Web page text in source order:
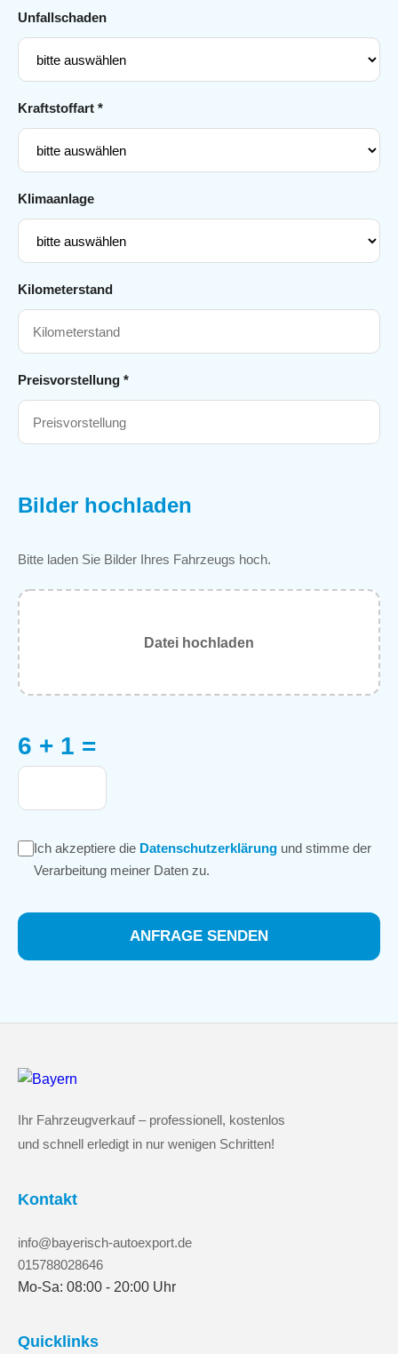
Unfallschaden
Kraftstoffart *
Klimaanlage
Kilometerstand
Preisvorstellung *
Bilder hochladen
Bitte laden Sie Bilder Ihres Fahrzeugs hoch.
Datei hochladen
6 + 1 =
Ich akzeptiere die Datenschutzerklärung und stimme der
Verarbeitung meiner Daten zu.
ANFRAGE SENDEN
Ihr Fahrzeugverkauf – professionell, kostenlos
und schnell erledigt in nur wenigen Schritten!
Kontakt
info@bayerisch-autoexport.de
015788028646
Mo-Sa: 08:00 - 20:00 Uhr
Quicklinks